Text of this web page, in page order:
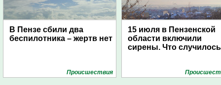
В Пензе сбили два
беспилотника – жертв нет
Проиcшествия
15 июля в Пензенской
области включили
сирены. Что